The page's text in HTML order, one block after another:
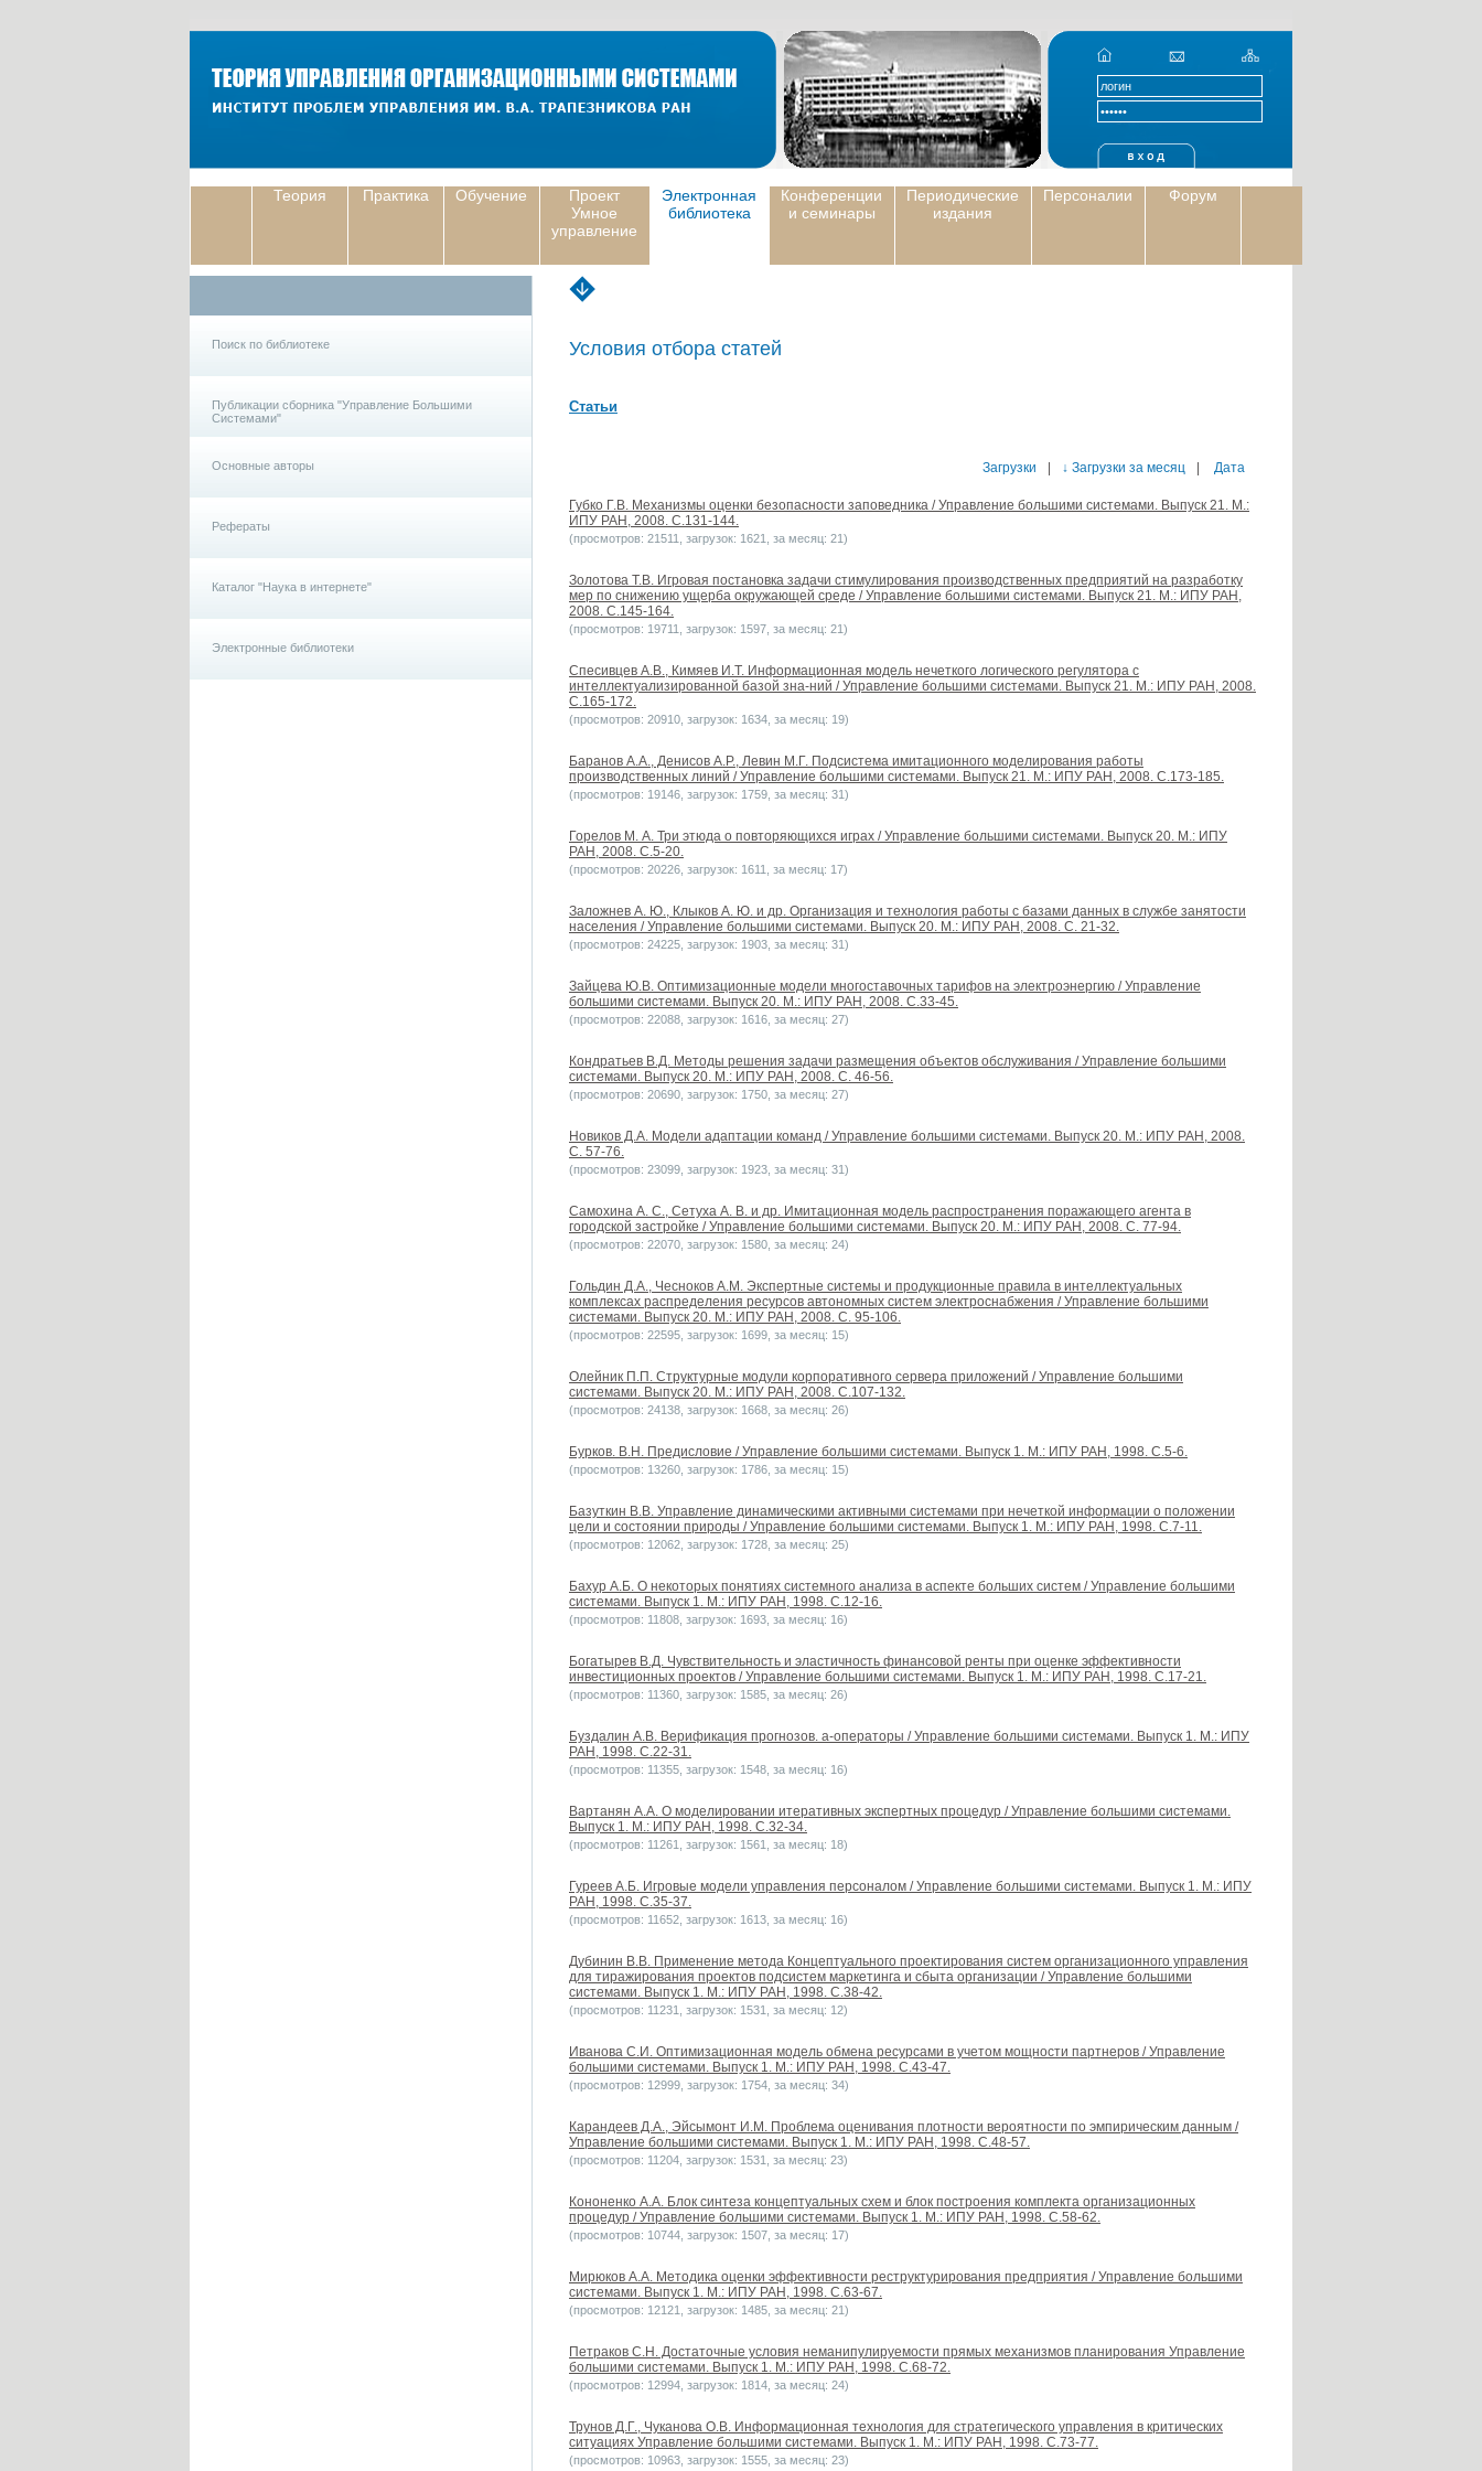
Теория Практика Обучение
Проект
Умное
управление
Электронная
библиотека
Конференции
и семинары
Периодические
издания
Персоналии Форум
Поиск по библиотеке
Публикации сборника "Управление Большими
Системами"
Основные авторы
Рефераты
Каталог "Наука в интернете"
Электронные библиотеки
Условия отбора статей
Статьи
Загрузки ↓ Загрузки за месяц Дата
Губко Г.В. Механизмы оценки безопасности заповедника / Управление большими системами. Выпуск 21. М.:
ИПУ РАН, 2008. С.131-144.
(просмотров: 21511, загрузок: 1621, за месяц: 21)
Золотова Т.В. Игровая постановка задачи стимулирования производственных предприятий на разработку
мер по снижению ущерба окружающей среде / Управление большими системами. Выпуск 21. М.: ИПУ РАН,
2008. С.145-164.
(просмотров: 19711, загрузок: 1597, за месяц: 21)
Спесивцев А.В., Кимяев И.Т. Информационная модель нечеткого логического регулятора с
интеллектуализированной базой зна-ний / Управление большими системами. Выпуск 21. М.: ИПУ РАН, 2008.
С.165-172.
(просмотров: 20910, загрузок: 1634, за месяц: 19)
Баранов А.А., Денисов А.Р., Левин М.Г. Подсистема имитационного моделирования работы
производственных линий / Управление большими системами. Выпуск 21. М.: ИПУ РАН, 2008. С.173-185.
(просмотров: 19146, загрузок: 1759, за месяц: 31)
Горелов М. А. Три этюда о повторяющихся играх / Управление большими системами. Выпуск 20. М.: ИПУ
РАН, 2008. С.5-20.
(просмотров: 20226, загрузок: 1611, за месяц: 17)
Заложнев А. Ю., Клыков А. Ю. и др. Организация и технология работы с базами данных в службе занятости
населения / Управление большими системами. Выпуск 20. М.: ИПУ РАН, 2008. С. 21-32.
(просмотров: 24225, загрузок: 1903, за месяц: 31)
Зайцева Ю.В. Оптимизационные модели многоставочных тарифов на электроэнергию / Управление
большими системами. Выпуск 20. М.: ИПУ РАН, 2008. С.33-45.
(просмотров: 22088, загрузок: 1616, за месяц: 27)
Кондратьев В.Д. Методы решения задачи размещения объектов обслуживания / Управление большими
системами. Выпуск 20. М.: ИПУ РАН, 2008. С. 46-56.
(просмотров: 20690, загрузок: 1750, за месяц: 27)
Новиков Д.А. Модели адаптации команд / Управление большими системами. Выпуск 20. М.: ИПУ РАН, 2008.
С. 57-76.
(просмотров: 23099, загрузок: 1923, за месяц: 31)
Самохина А. С., Сетуха А. В. и др. Имитационная модель распространения поражающего агента в
городской застройке / Управление большими системами. Выпуск 20. М.: ИПУ РАН, 2008. С. 77-94.
(просмотров: 22070, загрузок: 1580, за месяц: 24)
Гольдин Д.А., Чесноков А.М. Экспертные системы и продукционные правила в интеллектуальных
комплексах распределения ресурсов автономных систем электроснабжения / Управление большими
системами. Выпуск 20. М.: ИПУ РАН, 2008. С. 95-106.
(просмотров: 22595, загрузок: 1699, за месяц: 15)
Олейник П.П. Структурные модули корпоративного сервера приложений / Управление большими
системами. Выпуск 20. М.: ИПУ РАН, 2008. С.107-132.
(просмотров: 24138, загрузок: 1668, за месяц: 26)
Бурков. В.Н. Предисловие / Управление большими системами. Выпуск 1. М.: ИПУ РАН, 1998. С.5-6.
(просмотров: 13260, загрузок: 1786, за месяц: 15)
Базуткин В.В. Управление динамическими активными системами при нечеткой информации о положении
цели и состоянии природы / Управление большими системами. Выпуск 1. М.: ИПУ РАН, 1998. С.7-11.
(просмотров: 12062, загрузок: 1728, за месяц: 25)
Бахур А.Б. О некоторых понятиях системного анализа в аспекте больших систем / Управление большими
системами. Выпуск 1. М.: ИПУ РАН, 1998. С.12-16.
(просмотров: 11808, загрузок: 1693, за месяц: 16)
Богатырев В.Д. Чувствительность и эластичность финансовой ренты при оценке эффективности
инвестиционных проектов / Управление большими системами. Выпуск 1. М.: ИПУ РАН, 1998. С.17-21.
(просмотров: 11360, загрузок: 1585, за месяц: 26)
Буздалин А.В. Верификация прогнозов. a-операторы / Управление большими системами. Выпуск 1. М.: ИПУ
РАН, 1998. С.22-31.
(просмотров: 11355, загрузок: 1548, за месяц: 16)
Вартанян А.А. О моделировании итеративных экспертных процедур / Управление большими системами.
Выпуск 1. М.: ИПУ РАН, 1998. С.32-34.
(просмотров: 11261, загрузок: 1561, за месяц: 18)
Гуреев А.Б. Игровые модели управления персоналом / Управление большими системами. Выпуск 1. М.: ИПУ
РАН, 1998. С.35-37.
(просмотров: 11652, загрузок: 1613, за месяц: 16)
Дубинин В.В. Применение метода Концептуального проектирования систем организационного управления
для тиражирования проектов подсистем маркетинга и сбыта организации / Управление большими
системами. Выпуск 1. М.: ИПУ РАН, 1998. С.38-42.
(просмотров: 11231, загрузок: 1531, за месяц: 12)
Иванова С.И. Оптимизационная модель обмена ресурсами в учетом мощности партнеров / Управление
большими системами. Выпуск 1. М.: ИПУ РАН, 1998. С.43-47.
(просмотров: 12999, загрузок: 1754, за месяц: 34)
Карандеев Д.А., Эйсымонт И.М. Проблема оценивания плотности вероятности по эмпирическим данным /
Управление большими системами. Выпуск 1. М.: ИПУ РАН, 1998. С.48-57.
(просмотров: 11204, загрузок: 1531, за месяц: 23)
Кононенко А.А. Блок синтеза концептуальных схем и блок построения комплекта организационных
процедур / Управление большими системами. Выпуск 1. М.: ИПУ РАН, 1998. С.58-62.
(просмотров: 10744, загрузок: 1507, за месяц: 17)
Мирюков А.А. Методика оценки эффективности реструктурирования предприятия / Управление большими
системами. Выпуск 1. М.: ИПУ РАН, 1998. С.63-67.
(просмотров: 12121, загрузок: 1485, за месяц: 21)
Петраков С.Н. Достаточные условия неманипулируемости прямых механизмов планирования Управление
большими системами. Выпуск 1. М.: ИПУ РАН, 1998. С.68-72.
(просмотров: 12994, загрузок: 1814, за месяц: 24)
Трунов Д.Г., Чуканова О.В. Информационная технология для стратегического управления в критических
ситуациях Управление большими системами. Выпуск 1. М.: ИПУ РАН, 1998. С.73-77.
(просмотров: 10963, загрузок: 1555, за месяц: 23)